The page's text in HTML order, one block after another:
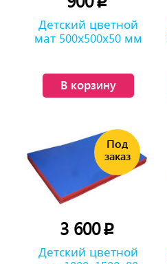
Детский цветной
мат 500х500х50 мм
В корзину
3 600p
Детский цветной